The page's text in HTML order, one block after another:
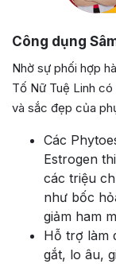
Công dụng
Nhờ sự phối hợp
Tố Nữ Tuệ Linh
và sắc đẹp của
Các
Estrogen
các triệu
như bốc
giảm ham
Hỗ trợ làm
gắt, lo âu,